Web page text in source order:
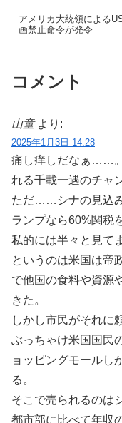
アメリカ大統領による
画禁止命令が発令
コメント
山童 より:
2025年1月3日 14:28
痛し痒しだなぁ……
れる千載一遇のチャ
ただ……シナの見込
ランプなら60%関税
私的には半々と見て
というのは米国は帝
で他国の食料や資源
きた。
しかし市民がそれに
ぶっちゃけ米国国民
ョッピングモールし
る。
そこで売られるのは
都市部に比べて年収